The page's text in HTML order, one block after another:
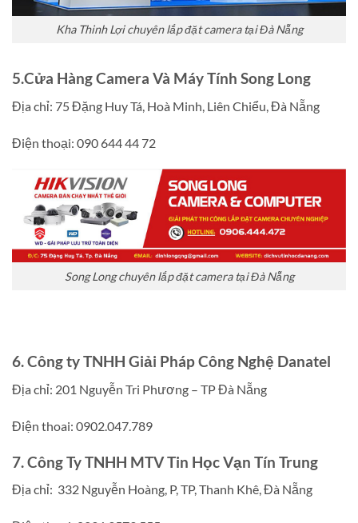
Kha Thinh Lợi chuyên lắp đặt camera tại Đà Nẵng
5.Cửa Hàng Camera Và Máy Tính Song Long
Địa chỉ: 75 Đặng Huy Tá, Hoà Minh, Liên Chiểu, Đà Nẵng
Điện thoại: 090 644 44 72
Song Long chuyên lắp đặt camera tại Đà Nẵng
6. Công ty TNHH Giải Pháp Công Nghệ Danatel
Địa chỉ: 201 Nguyễn Tri Phương – TP Đà Nẵng
Điện thoai: 0902.047.789
7. Công Ty TNHH MTV Tin Học Vạn Tín Trung
Địa chỉ: 332 Nguyễn Hoàng, P, TP, Thanh Khê, Đà Nẵng